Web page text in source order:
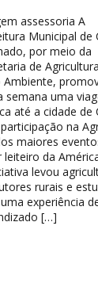
assessoria A
Municipal de
por meio da
de
Ambiente,
semana uma
até a cidade de
na
maiores
leiteiro da
levou
rurais e
experiência
[…]